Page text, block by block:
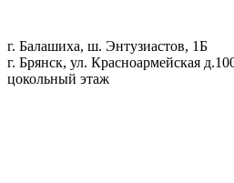
г. Балашиха, ш. Энтузиастов, 1Б
г. Брянск, ул. Красноармейская
цокольный этаж